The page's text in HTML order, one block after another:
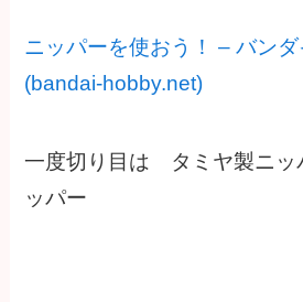
ニッパーを使おう！ – バン
(bandai-hobby.net)
一度切り目は タミヤ製ニ
ッパー